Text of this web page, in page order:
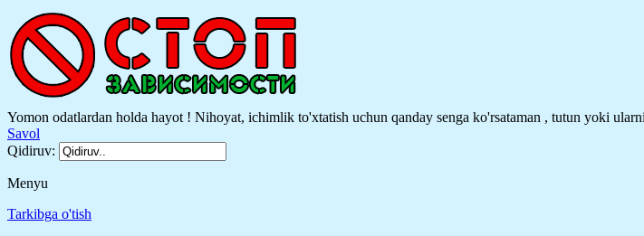
Yomon odatlardan holda hayot ! Nihoyat, ichimlik to'xtatish uchun qanday senga ko'rsataman , tutun yoki
Savol
Qidiruv:
Menyu
Tarkibga o'tish